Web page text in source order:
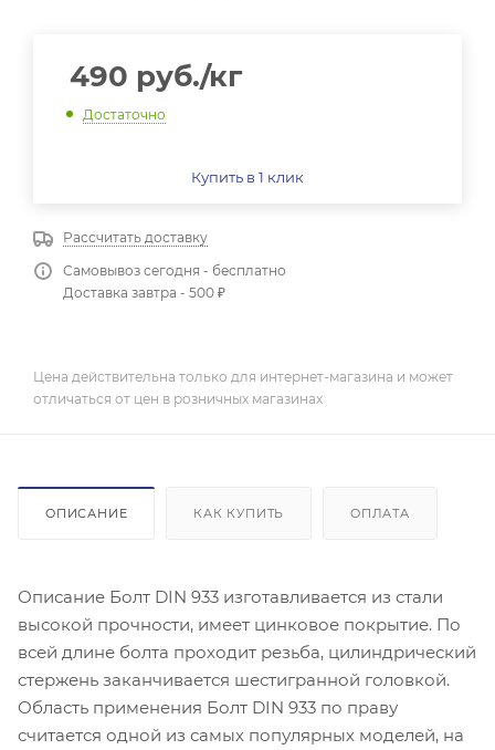
490 руб./кг
Достаточно
Купить в 1 клик
Рассчитать доставку
Самовывоз сегодня - бесплатно
Доставка завтра - 500 ₽
Цена действительна только для интернет-магазина и может
отличаться от цен в розничных магазинах
ОПИСАНИЕ КАК КУПИТЬ ОПЛАТА
Описание Болт DIN 933 изготавливается из стали
высокой прочности, имеет цинковое покрытие. По
всей длине болта проходит резьба, цилиндрический
стержень заканчивается шестигранной головкой.
Область применения Болт DIN 933 по праву
считается одной из самых популярных моделей, на